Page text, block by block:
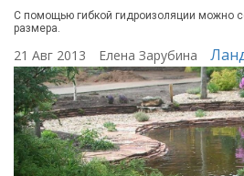
С помощью гибкой гидроизоляции можно
размера.
21 Авг 2013 Елена Зарубина